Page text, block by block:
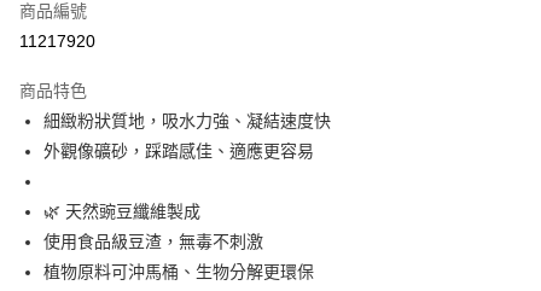
LINE Pay
悠遊付
AFTEE先享後付
相關說明
【關於「AFTEE先享後付」】
AFTEE先享後付是「在收到商品之後才付款」的支付方式。 讓您購物簡單
便利好安心！
１．簡單：不需註冊會員、不需綁卡、不需儲值。
ATM付款
商品編號
11217920
商品特色
細緻粉狀質地，吸水力強、凝結速度快
外觀像礦砂，踩踏感佳、適應更容易
🌿 天然豌豆纖維製成
使用食品級豆渣，無毒不刺激
植物原料可沖馬桶、生物分解更環保